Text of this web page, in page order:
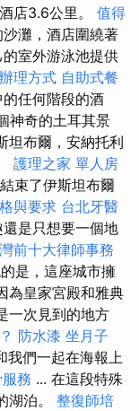
店3.6公里。 值得
沙灘，酒店圍繞著
室外游泳池提供
理方式 自助式餐
任何階段的酒
神奇的土耳其景
坦布爾，安納托利
護理之家 單人房
束了伊斯坦布爾
與要求 台北牙醫
是只想要一個地
前十大律師事務
是，這座城市擁
為皇家宮殿和雅典
一次見到的地方
防水漆 坐月子
我們一起在海報上
務 ... 在這段特殊
湖泊。 整復師培